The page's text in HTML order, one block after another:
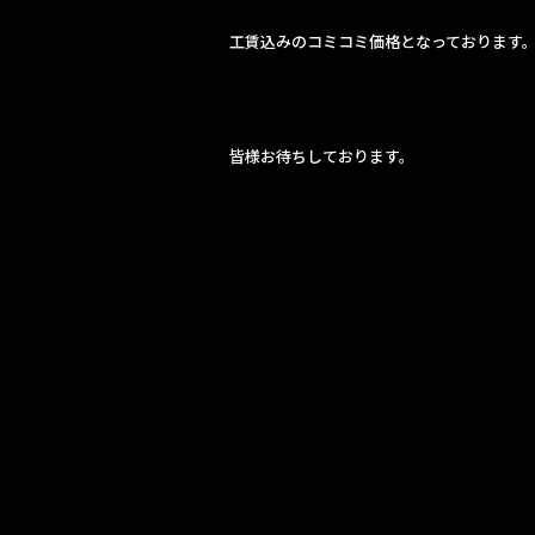
工賃込みのコミコミ価格となっております
皆様お待ちしております。